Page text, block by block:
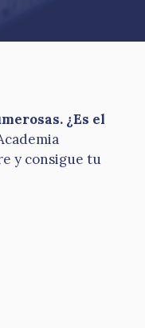
¿Es el
y consigue tu